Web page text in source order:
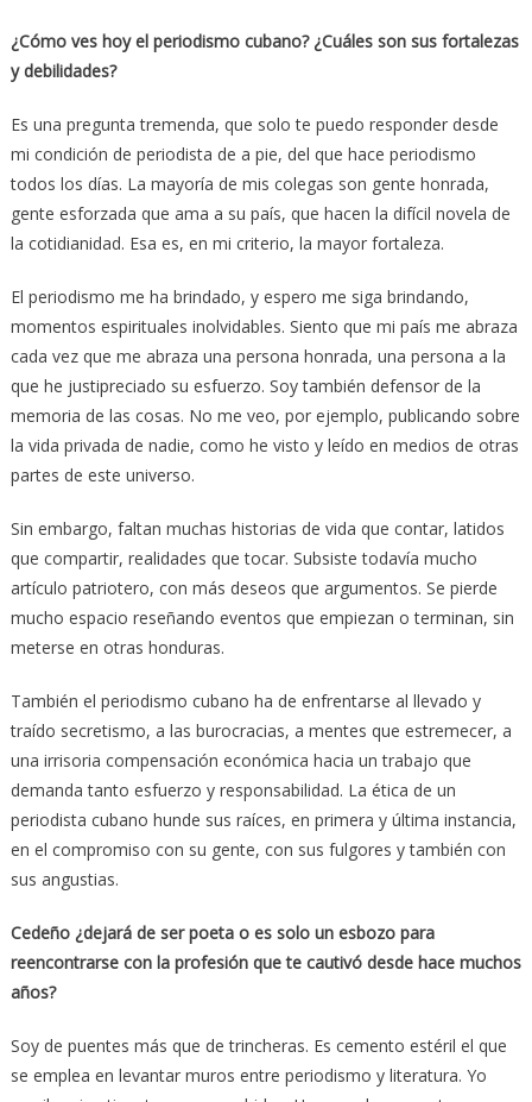
¿Cómo ves hoy el periodismo cubano? ¿Cuáles son sus fortalezas
y debilidades?
Es una pregunta tremenda, que solo te puedo responder desde
mi condición de periodista de a pie, del que hace periodismo
todos los días. La mayoría de mis colegas son gente honrada,
gente esforzada que ama a su país, que hacen la difícil novela de
la cotidianidad. Esa es, en mi criterio, la mayor fortaleza.
El periodismo me ha brindado, y espero me siga brindando,
momentos espirituales inolvidables. Siento que mi país me abraza
cada vez que me abraza una persona honrada, una persona a la
que he justipreciado su esfuerzo. Soy también defensor de la
memoria de las cosas. No me veo, por ejemplo, publicando sobre
la vida privada de nadie, como he visto y leído en medios de otras
partes de este universo.
Sin embargo, faltan muchas historias de vida que contar, latidos
que compartir, realidades que tocar. Subsiste todavía mucho
artículo patriotero, con más deseos que argumentos. Se pierde
mucho espacio reseñando eventos que empiezan o terminan, sin
meterse en otras honduras.
También el periodismo cubano ha de enfrentarse al llevado y
traído secretismo, a las burocracias, a mentes que estremecer, a
una irrisoria compensación económica hacia un trabajo que
demanda tanto esfuerzo y responsabilidad. La ética de un
periodista cubano hunde sus raíces, en primera y última instancia,
en el compromiso con su gente, con sus fulgores y también con
sus angustias.
Cedeño ¿dejará de ser poeta o es solo un esbozo para
reencontrarse con la profesión que te cautivó desde hace muchos
años?
Soy de puentes más que de trincheras. Es cemento estéril el que
se emplea en levantar muros entre periodismo y literatura. Yo